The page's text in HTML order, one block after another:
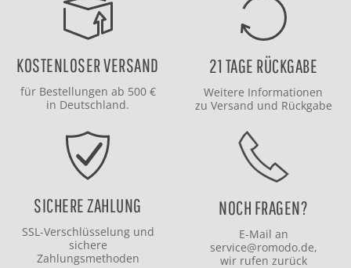
KOSTENLOSER VERSAND
für Bestellungen ab 500 €
in Deutschland.
21 TAGE RÜCKGABE
Weitere Informationen
zu Versand und Rückgabe
SICHERE ZAHLUNG
SSL-Verschlüsselung und
sichere
Zahlungsmethoden
NOCH FRAGEN?
E-Mail an
service@romodo.de,
wir rufen zurück